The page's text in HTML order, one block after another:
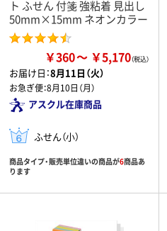
ト ふせん 付箋 強粘着 見出し
50mm×15mm ネオンカラー
￥360 ￥5,170
お届け日：8月11日（火）
お急ぎ便：8月10日（月）
アスクル在庫商品
ふせん（小）
商品タイプ・販売単位違いの商品が6商品あ
ります